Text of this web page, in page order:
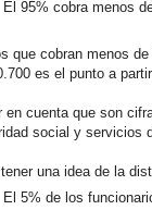
El 95% cobra menos
que cobran menos
es el punto a
en cuenta que son
social y servicios
una idea de la
El 5% de los